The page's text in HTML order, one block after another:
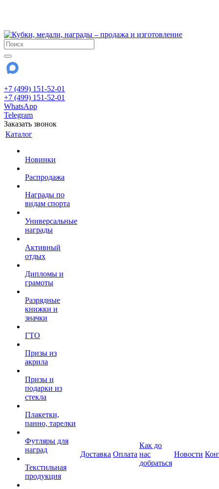
+7 (499) 151-52-01
+7 (499) 151-52-01
WhatsApp
Telegram
Заказать звонок
Каталог
Новинки
Распродажа
Награды по
видам спорта
Универсальные
награды
Активный
отдых
Дипломы и
грамоты
Разрядные
книжки и
значки
ГТО
Призы из
акрила
Призы и
подарки из
стекла
Плакетки,
панно, тарелки
Футляры для
наград
Текстильная
продукция
Доставка Оплата
Как до
нас
добраться
Новости